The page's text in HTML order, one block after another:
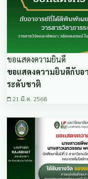
ขอแสดงความยินดี
ขอแสดงความยินดีกับ
ระดับชาติ
21 มี.ค. 2568